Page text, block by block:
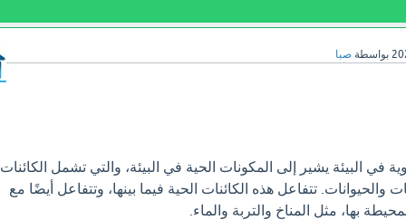
بواسطة صبا
في البيئة يشير إلى المكونات الحية في البيئة، والتي تشمل الكائنات
والحيوانات. تتفاعل هذه الكائنات الحية فيما بينها، وتتفاعل أيضًا مع
بها، مثل المناخ والتربة والماء.